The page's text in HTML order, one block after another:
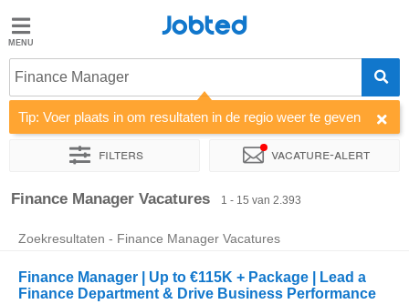
Jobted
Taal
fr
Jobted
Finance Manager
Tip: Voer plaats in om resultaten in de regio weer te geven
Filters Vacature-alert
Sorteer op Bedrijf Uitzendbureau Soort dienstverband
Finance Manager Vacatures 1 - 15 van 2.393
Zoekresultaten - Finance Manager Vacatures
Finance Manager | Up to €115K + Package | Lead a
Finance Department & Drive Business Performance